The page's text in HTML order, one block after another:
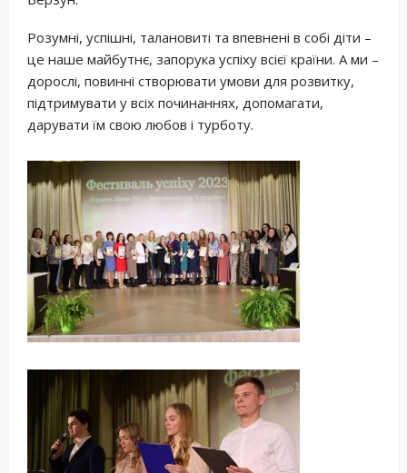
Розумні, успішні, талановиті та впевнені в собі діти –
це наше майбутнє, запорука успіху всієї країни. А ми –
дорослі, повинні створювати умови для розвитку,
підтримувати у всіх починаннях, допомагати,
дарувати їм свою любов і турботу.